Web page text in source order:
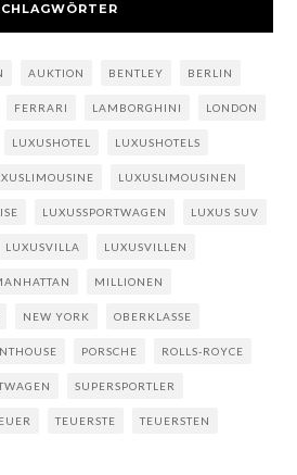
AUKTION BENTLEY BERLIN
FERRARI LAMBORGHINI LONDON
LUXUSHOTEL LUXUSHOTELS
LUXUSLIMOUSINEN
LUXUSSPORTWAGEN LUXUS SUV
LUXUSVILLA LUXUSVILLEN
MILLIONEN
NEW YORK OBERKLASSE
PORSCHE ROLLS-ROYCE
SUPERSPORTLER
TEUERSTE TEUERSTEN